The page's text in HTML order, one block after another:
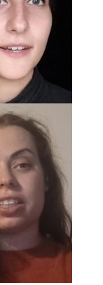
la voce dei